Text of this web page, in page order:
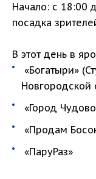
Начало: с 18:00
посадка
В этот день в
«Богатыри»
Новгородской
«Город
«Продам
«ПаруРаз»